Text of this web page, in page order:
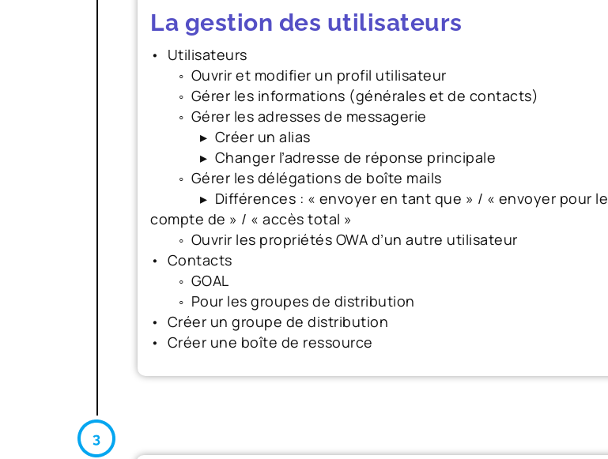
La gestion des utilisateurs
• Utilisateurs
◦ Ouvrir et modifier un profil utilisateur
◦ Gérer les informations (générales et de contacts)
◦ Gérer les adresses de messagerie
▸ Créer un alias
▸ Changer l’adresse de réponse principale
◦ Gérer les délégations de boîte mails
▸ Différences : « envoyer en tant que » / « envoyer pour le
compte de » / « accès total »
◦ Ouvrir les propriétés OWA d’un autre utilisateur
• Contacts
◦ GOAL
◦ Pour les groupes de distribution
• Créer un groupe de distribution
• Créer une boîte de ressource